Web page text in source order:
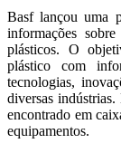
Basf lançou uma
informações
plásticos. O
plástico com
tecnologias,
diversas
encontrado em
equipamentos.